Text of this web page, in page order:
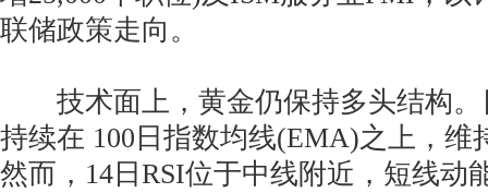
联储政策走向。
技术面上，黄金仍保持多头结构。
持续在 100日指数均线(EMA)之上，维
然而，14日RSI位于中线附近，短线动